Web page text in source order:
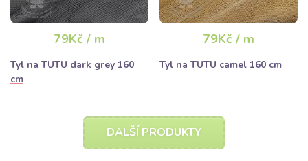
79Kč / m
Tyl na TUTU dark grey 160
cm
79Kč / m
Tyl na TUTU camel 160 cm
DALŠÍ PRODUKTY